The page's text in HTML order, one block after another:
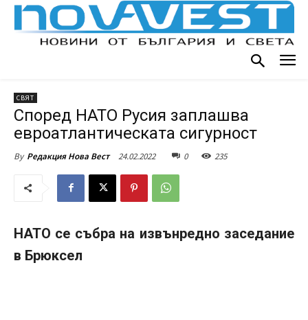
СВЯТ
Според НАТО Русия заплашва
евроатлантическата сигурност
By Редакция Нова Вест 24.02.2022 0 235
НАТО се събра на извънредно заседание
в Брюксел